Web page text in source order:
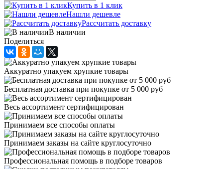
Купить в 1 клик
Нашли дешевле
Рассчитать доставку
В наличии
Поделиться
Аккуратно упакуем хрупкие товары
Бесплатная доставка при покупке от 5 000 руб
Весь ассортимент сертифицирован
Принимаем все способы оплаты
Принимаем заказы на сайте круглосуточно
Профессиональная помощь в подборе товаров